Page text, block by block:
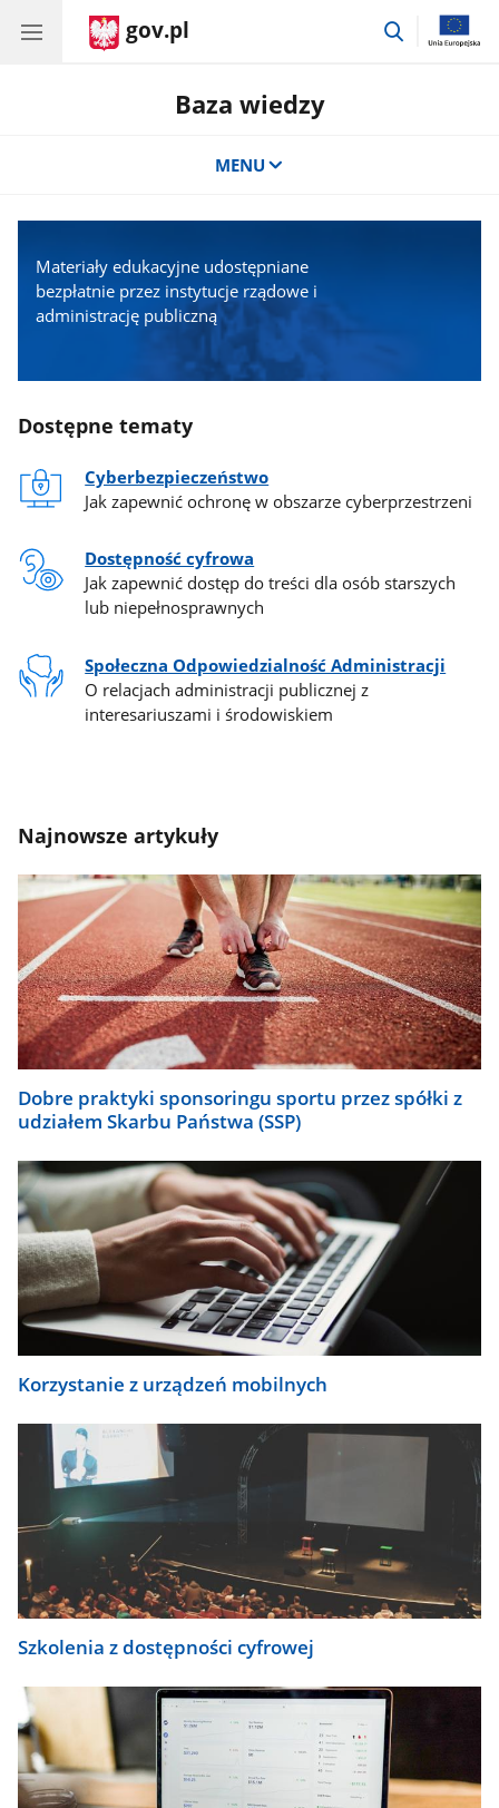
gov.pl
przejdź
Baza wiedzy
MENU
Materiały edukacyjne udostępniane
bezpłatnie przez instytucje rządowe i
administrację publiczną
Dostępne tematy
Cyberbezpieczeństwo
Jak zapewnić ochronę w obszarze cyberprzestrzeni
Dostępność cyfrowa
Jak zapewnić dostęp do treści dla osób starszych
lub niepełnosprawnych
Społeczna Odpowiedzialność Administracji
O relacjach administracji publicznej z
interesariuszami i środowiskiem
Najnowsze artykuły
Dobre praktyki sponsoringu sportu przez spółki z
udziałem Skarbu Państwa (SSP)
Korzystanie z urządzeń mobilnych
Szkolenia z dostępności cyfrowej